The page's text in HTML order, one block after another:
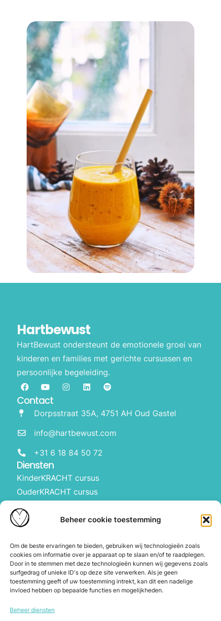
Beheer cookie toestemming
Om de beste ervaringen te bieden, gebruiken wij technologieën zoals
cookies om informatie over je apparaat op te slaan en/of te raadplegen.
Door in te stemmen met deze technologieën kunnen wij gegevens zoals
surfgedrag of unieke ID's op deze site verwerken. Als je geen
toestemming geeft of uw toestemming intrekt, kan dit een nadelige
invloed hebben op bepaalde functies en mogelijkheden.
Beheer diensten
Hartbewust
HartBewust ondersteunt de emotionele groei van
kinderen en families met gerichte cursussen en
persoonlijke begeleiding.
Waarom Hartbewust
Over Joyce
De webshop
Blog
Herroeping en annuleren
Diensten
KinderKRACHT cursus
OuderKRACHT cursus
HartBewust op school
Manifesteren met kinderen
Contact
Dorpsstraat 35A, 4751 AH Oud Gastel
info@hartbewust.com
+31 6 18 84 50 72